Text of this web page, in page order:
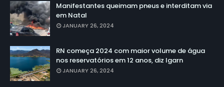
Manifestantes queimam pneus e interditam via
em Natal
JANUARY 26, 2024
RN começa 2024 com maior volume de água
nos reservatórios em 12 anos, diz Igarn
JANUARY 26, 2024